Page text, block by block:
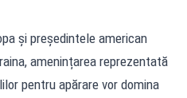
și președintele american
amenințarea reprezentată
pentru apărare vor domina